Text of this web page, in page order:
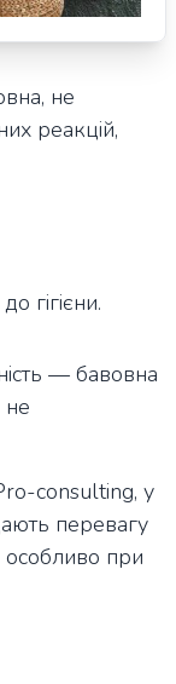
не
реакцій,
гігієни.
— бавовна
consulting, у
перевагу
особливо при